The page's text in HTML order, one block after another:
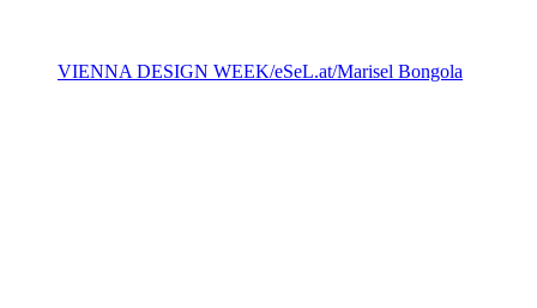
VIENNA DESIGN WEEK/eSeL.at/Marisel Bongola